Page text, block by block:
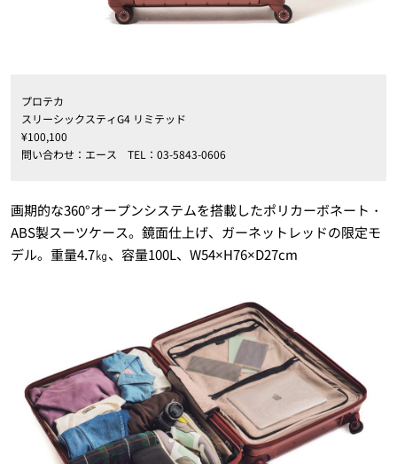
プロテカ
スリーシックスティG4 リミテッド
¥100,100
問い合わせ：エース TEL：03-5843-0606
画期的な360°オープンシステムを搭載したポリカーボネート・
ABS製スーツケース。鏡面仕上げ、ガーネットレッドの限定モ
デル。重量4.7㎏、容量100L、W54×H76×D27cm